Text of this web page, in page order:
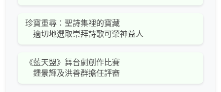
珍寶重尋：聖詩集裡的寶藏
適切地選取崇拜詩歌可榮神益人
《藍天盟》舞台劇創作比賽
鍾景輝及洪善群擔任評審